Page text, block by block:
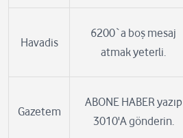
Havadis
6200`a boş mesaj
atmak yeterli.
Gazetem
ABONE HABER yazıp
3010'A gönderin.